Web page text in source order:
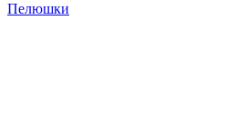
Пелюшки